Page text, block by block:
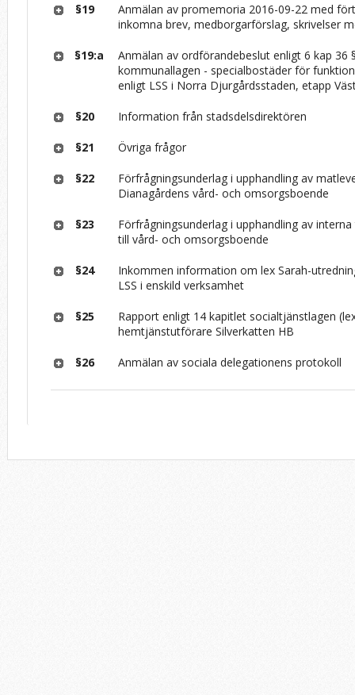
§19
Anmälan av promemoria 2016-09-22 med
inkomna brev, medborgarförslag, skrivelser
§19:a
Anmälan av ordförandebeslut enligt 6 kap 36
kommunallagen - specialbostäder för
enligt LSS i Norra Djurgårdsstaden, etapp
§20 Information från stadsdelsdirektören
§21 Övriga frågor
§22
Förfrågningsunderlag i upphandling av
Dianagårdens vård- och omsorgsboende
§23
Förfrågningsunderlag i upphandling av
till vård- och omsorgsboende
§24
Inkommen information om lex Sarah-
LSS i enskild verksamhet
§25
Rapport enligt 14 kapitlet socialtjänstlagen
hemtjänstutförare Silverkatten HB
§26 Anmälan av sociala delegationens protokoll